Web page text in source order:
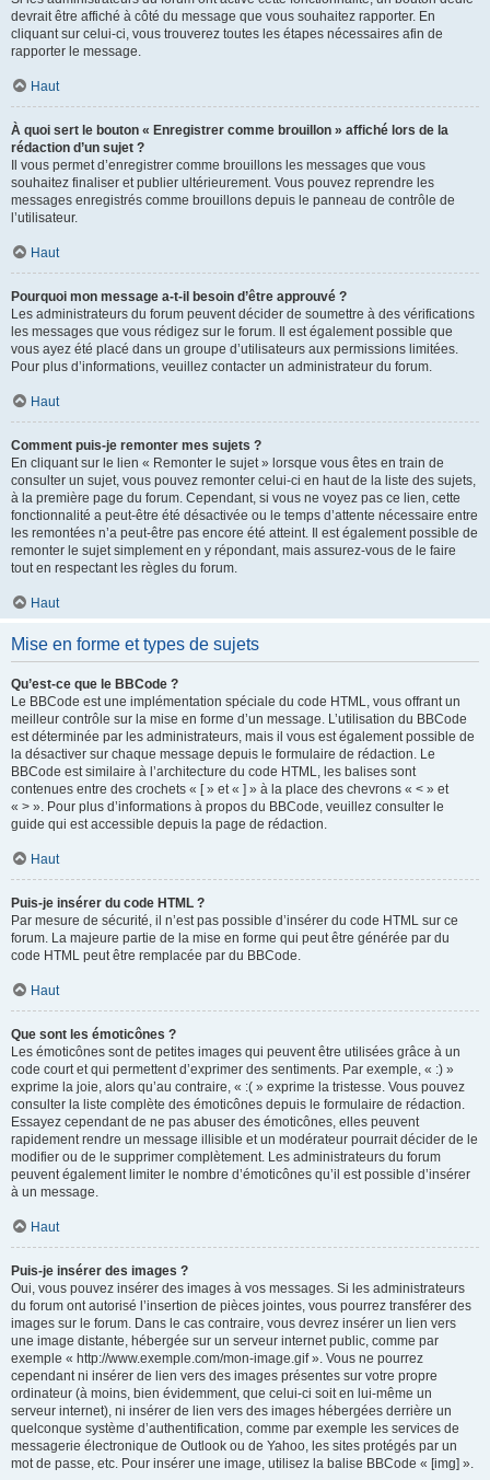
devrait être affiché à côté du message que vous souhaitez rapporter. En
cliquant sur celui-ci, vous trouverez toutes les étapes nécessaires afin de
rapporter le message.
Haut
À quoi sert le bouton « Enregistrer comme brouillon » affiché lors de la
rédaction d’un sujet ?
Il vous permet d’enregistrer comme brouillons les messages que vous
souhaitez finaliser et publier ultérieurement. Vous pouvez reprendre les
messages enregistrés comme brouillons depuis le panneau de contrôle de
l’utilisateur.
Haut
Pourquoi mon message a-t-il besoin d’être approuvé ?
Les administrateurs du forum peuvent décider de soumettre à des vérifications
les messages que vous rédigez sur le forum. Il est également possible que
vous ayez été placé dans un groupe d’utilisateurs aux permissions limitées.
Pour plus d’informations, veuillez contacter un administrateur du forum.
Haut
Comment puis-je remonter mes sujets ?
En cliquant sur le lien « Remonter le sujet » lorsque vous êtes en train de
consulter un sujet, vous pouvez remonter celui-ci en haut de la liste des sujets,
à la première page du forum. Cependant, si vous ne voyez pas ce lien, cette
fonctionnalité a peut-être été désactivée ou le temps d’attente nécessaire entre
les remontées n’a peut-être pas encore été atteint. Il est également possible de
remonter le sujet simplement en y répondant, mais assurez-vous de le faire
tout en respectant les règles du forum.
Haut
Mise en forme et types de sujets
Qu’est-ce que le BBCode ?
Le BBCode est une implémentation spéciale du code HTML, vous offrant un
meilleur contrôle sur la mise en forme d’un message. L’utilisation du BBCode
est déterminée par les administrateurs, mais il vous est également possible de
la désactiver sur chaque message depuis le formulaire de rédaction. Le
BBCode est similaire à l’architecture du code HTML, les balises sont
contenues entre des crochets « [ » et « ] » à la place des chevrons « < » et
« > ». Pour plus d’informations à propos du BBCode, veuillez consulter le
guide qui est accessible depuis la page de rédaction.
Haut
Puis-je insérer du code HTML ?
Par mesure de sécurité, il n’est pas possible d’insérer du code HTML sur ce
forum. La majeure partie de la mise en forme qui peut être générée par du
code HTML peut être remplacée par du BBCode.
Haut
Que sont les émoticônes ?
Les émoticônes sont de petites images qui peuvent être utilisées grâce à un
code court et qui permettent d’exprimer des sentiments. Par exemple, « :) »
exprime la joie, alors qu’au contraire, « :( » exprime la tristesse. Vous pouvez
consulter la liste complète des émoticônes depuis le formulaire de rédaction.
Essayez cependant de ne pas abuser des émoticônes, elles peuvent
rapidement rendre un message illisible et un modérateur pourrait décider de le
modifier ou de le supprimer complètement. Les administrateurs du forum
peuvent également limiter le nombre d’émoticônes qu’il est possible d’insérer
à un message.
Haut
Puis-je insérer des images ?
Oui, vous pouvez insérer des images à vos messages. Si les administrateurs
du forum ont autorisé l’insertion de pièces jointes, vous pourrez transférer des
images sur le forum. Dans le cas contraire, vous devrez insérer un lien vers
une image distante, hébergée sur un serveur internet public, comme par
exemple « http://www.exemple.com/mon-image.gif ». Vous ne pourrez
cependant ni insérer de lien vers des images présentes sur votre propre
ordinateur (à moins, bien évidemment, que celui-ci soit en lui-même un
serveur internet), ni insérer de lien vers des images hébergées derrière un
quelconque système d’authentification, comme par exemple les services de
messagerie électronique de Outlook ou de Yahoo, les sites protégés par un
mot de passe, etc. Pour insérer une image, utilisez la balise BBCode « [img] ».